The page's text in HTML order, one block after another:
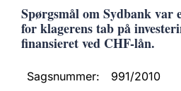
Spørgsmål om Sydbank var
for klagerens tab på
finansieret ved CHF-lån.
Sagsnummer:
991/2010